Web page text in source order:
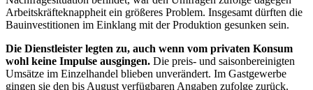
Arbeitskräfteknappheit ein größeres Problem. Insgesamt dürften die
Bauinvestitionen im Einklang mit der Produktion gesunken sein.
Die Dienstleister legten zu, auch wenn vom privaten Konsum
wohl keine Impulse ausgingen. Die preis- und saisonbereinigten
Umsätze im Einzelhandel blieben unverändert. Im Gastgewerbe
gingen sie den bis August verfügbaren Angaben zufolge zurück.